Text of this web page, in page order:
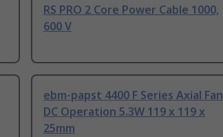
RS PRO 2 Core Power Cable 1000,
600 V
ebm-papst 4400 F Series Axial Fan
DC Operation 5.3W 119 x 119 x
25mm